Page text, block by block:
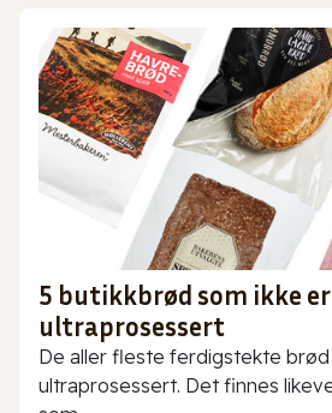
5 butikkbrød som ikke er
ultraprosessert
De aller fleste ferdigstekte
ultraprosessert. Det finnes